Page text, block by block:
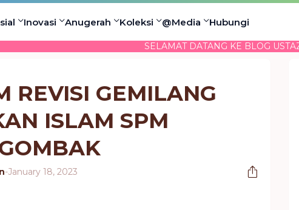
Inovasi Anugerah Koleksi @Media Hubungi
SELAMAT DATANG KE BLOG USTAZAH
REVISI GEMILANG
ISLAM SPM
-January 18, 2023